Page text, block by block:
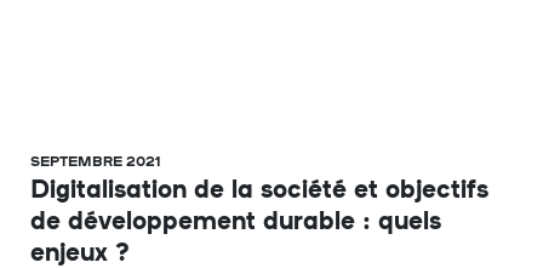
SEPTEMBRE 2021
Digitalisation de la société et objectifs
de développement durable : quels
enjeux ?